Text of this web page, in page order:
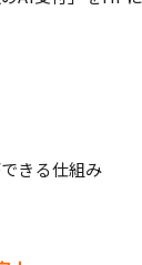
きる仕組み